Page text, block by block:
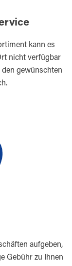
kann es
nicht verfügbar
gewünschten
aufgeben,
Gebühr zu Ihnen